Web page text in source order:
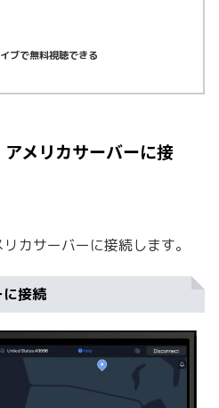
ブで無料視聴できる
メリカサーバーに接
カサーバーに接続します。
接続